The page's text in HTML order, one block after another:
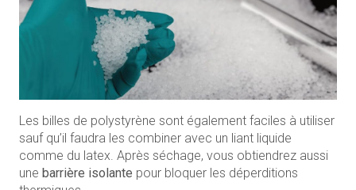
Les billes de polystyrène sont également faciles à utiliser
sauf qu’il faudra les combiner avec un liant liquide
comme du latex. Après séchage, vous obtiendrez aussi
une barrière isolante pour bloquer les déperditions